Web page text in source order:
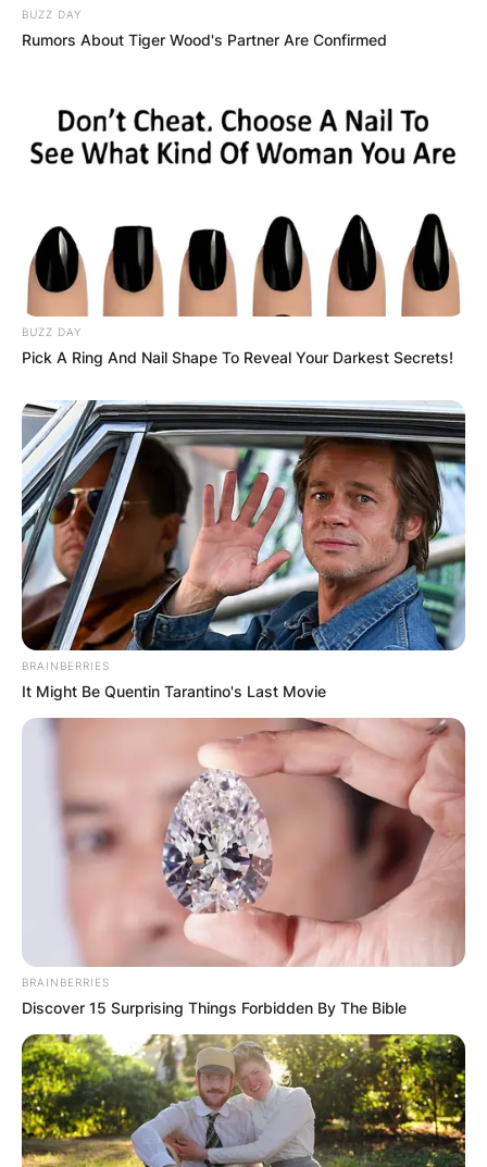
BUZZ DAY
Rumors About Tiger Wood's Partner Are Confirmed
BUZZ DAY
Pick A Ring And Nail Shape To Reveal Your Darkest Secrets!
BRAINBERRIES
It Might Be Quentin Tarantino's Last Movie
BRAINBERRIES
Discover 15 Surprising Things Forbidden By The Bible